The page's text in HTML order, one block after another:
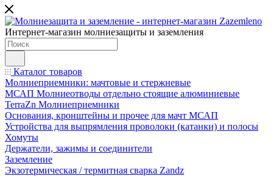
Интернет-магазин молниезащиты и заземления
Каталог товаров
Молниеприемники: мачтовые и стержневые
МСАП Молниеотводы отдельно стоящие алюминиевые
TerraZn Молниеприемники
Основания, кронштейны и прочее для мачт МСАП
Устройства для выпрямления проволоки (катанки) и полосы
Хомуты
Держатели, зажимы и соединители
Заземление
Экзотермическая / термитная сварка Zandz